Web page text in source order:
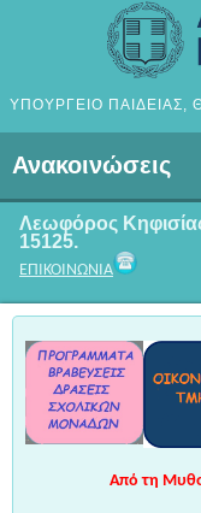
ΥΠΟΥΡΓΕΙΟ
Ανακοινώσεις
Λεωφόρος
15125.
ΕΠΙΚΟΙΝΩΝΙΑ
Από τη